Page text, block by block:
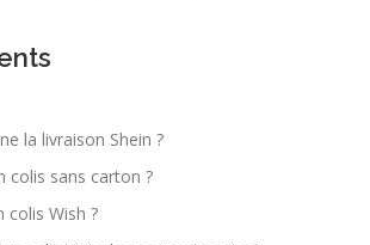
la livraison Shein ?
colis sans carton ?
colis Wish ?